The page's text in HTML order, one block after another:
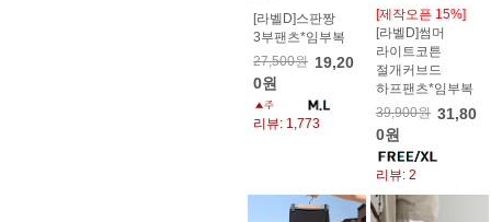
[라벨D]스판짱
3부팬츠*임부복
27,500원 19,20
0원
리뷰: 1,773
[제작오픈 15%]
[라벨D]썸머
라이트코튼
절개커브드
하프팬츠*임부복
39,900원 31,80
0원
리뷰: 2